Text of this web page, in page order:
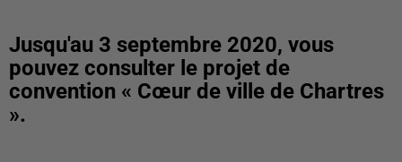
Jusqu'au 3 septembre 2020, vous
pouvez consulter le projet de
convention « Cœur de ville de Chartres
».